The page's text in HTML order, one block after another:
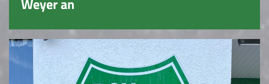
Trainer
Fußball Senioren
Weyer an